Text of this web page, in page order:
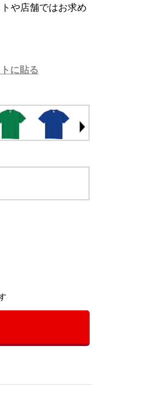
や店舗ではお求め
に貼る